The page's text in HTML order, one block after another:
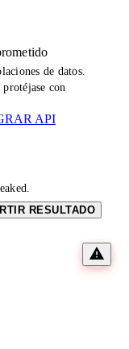
de datos.
con
API
RESULTADO